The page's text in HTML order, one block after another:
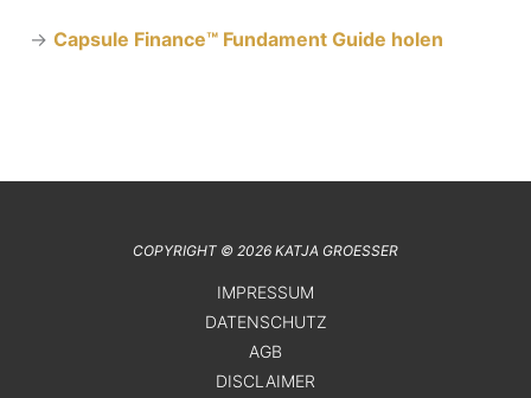
→ Capsule Finance™ Fundament Guide holen
COPYRIGHT © 2026 KATJA GROESSER
IMPRESSUM
DATENSCHUTZ
AGB
DISCLAIMER